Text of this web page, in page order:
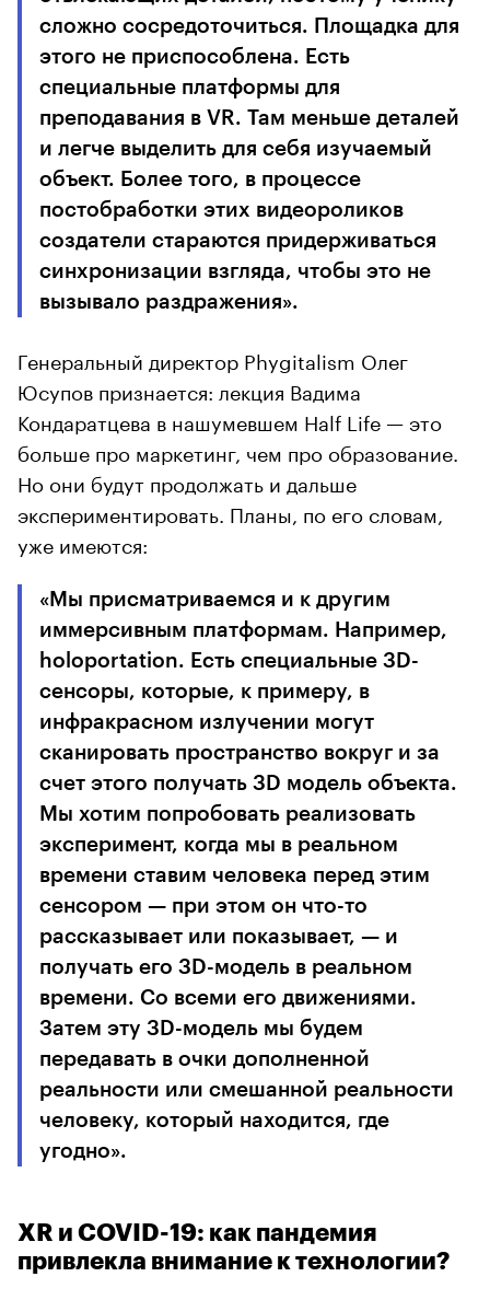
сложно сосредоточиться. Площадка для
этого не приспособлена. Есть
специальные платформы для
преподавания в VR. Там меньше деталей
и легче выделить для себя изучаемый
объект. Более того, в процессе
постобработки этих видеороликов
создатели стараются придерживаться
синхронизации взгляда, чтобы это не
вызывало раздражения».
Генеральный директор Phygitalism Олег
Юсупов признается: лекция Вадима
Кондаратцева в нашумевшем Half Life — это
больше про маркетинг, чем про образование.
Но они будут продолжать и дальше
экспериментировать. Планы, по его словам,
уже имеются:
«Мы присматриваемся и к другим
иммерсивным платформам. Например,
holoportation. Есть специальные 3D-
cенсоры, которые, к примеру, в
инфракрасном излучении могут
сканировать пространство вокруг и за
счет этого получать 3D модель объекта.
Мы хотим попробовать реализовать
эксперимент, когда мы в реальном
времени ставим человека перед этим
сенсором — при этом он что-то
рассказывает или показывает, — и
получать его 3D-модель в реальном
времени. Со всеми его движениями.
Затем эту 3D-модель мы будем
передавать в очки дополненной
реальности или смешанной реальности
человеку, который находится, где
угодно».
XR и COVID-19: как пандемия
привлекла внимание к технологии?